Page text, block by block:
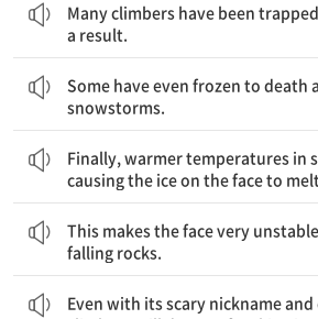
Many climbers have been
a result.
Some have even frozen to death
snowstorms.
Finally, warmer temperatures in
causing the ice on the face to
This makes the face very
falling rocks.
Even with its scary nickname